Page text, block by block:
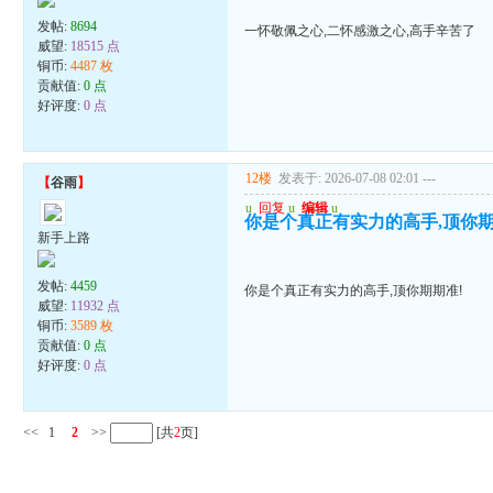
发帖:8694
威望: 18515 点
铜币:4487 枚
贡献值:0 点
好评度:0 点
一怀敬佩之心,二怀感激之心,高手辛苦了
【谷雨】
新手上路
发帖:4459
威望: 11932 点
铜币:3589 枚
贡献值:0 点
好评度:0 点
12楼 发表于: 2026-07-08 02:01 ---
u 回复 u 编辑 u
你是个真正有实力的高手,顶你
你是个真正有实力的高手,顶你期期准!
<< 1 2 >> [共2页]